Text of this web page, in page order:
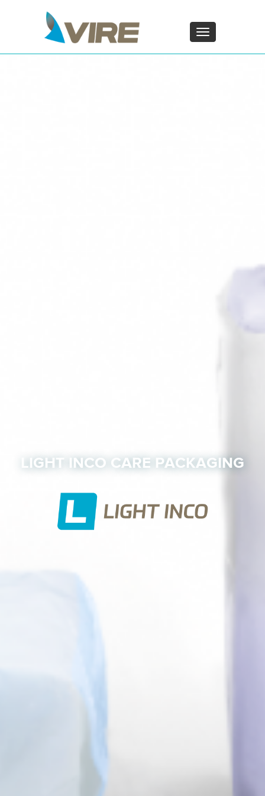
Toggle
navigation
ZH - 汉语
LIGHT INCO CARE PACKAGING